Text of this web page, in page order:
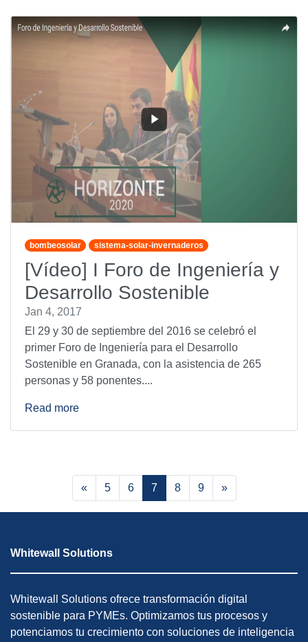
bombeosolar sistema-solar-invernaderos
[Vídeo] I Foro de Ingeniería y
Desarrollo Sostenible
Jan 4, 2017
El 29 y 30 de septiembre del 2016 se celebró el
primer Foro de Ingeniería para el Desarrollo
Sostenible en Granada, con la asistencia de 265
personas y 58 ponentes....
Read more
« 5 6 7 8 9 »
Whitewall Solutions
Whitewall Solutions ofrece transformación digital
sostenible para PYMEs. Optimizamos tus procesos y
potenciamos tu crecimiento con soluciones de inteligencia